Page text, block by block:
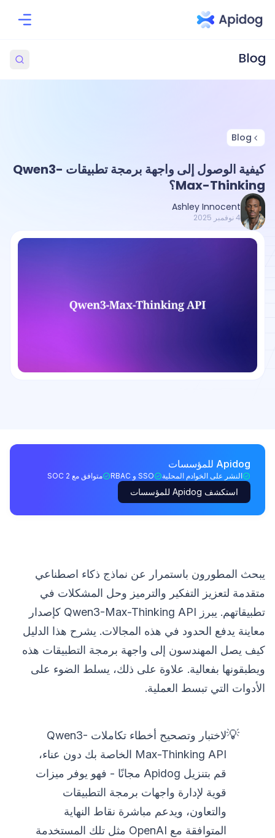
Blog
كيفية الوصول إلى واجهة برمجة تطبيقات Qwen3-
Max-Thinking؟
Ashley Innocent
4 نوفمبر 2025
Apidog للمؤسسات
النشر على الخوادم المحلية SSO و RBAC متوافق مع SOC 2
استكشف Apidog للمؤسسات
يبحث المطورون باستمرار عن نماذج ذكاء اصطناعي
متقدمة لتعزيز التفكير والترميز وحل المشكلات في
تطبيقاتهم. يبرز Qwen3-Max-Thinking API كإصدار
معاينة يدفع الحدود في هذه المجالات. يشرح هذا الدليل
كيف يصل المهندسون إلى واجهة برمجة التطبيقات هذه
ويطبقونها بفعالية. علاوة على ذلك، يسلط الضوء على
الأدوات التي تبسط العملية.
💡
لاختبار وتصحيح أخطاء تكاملات Qwen3-
Max-Thinking API الخاصة بك دون عناء،
قم بتنزيل Apidog مجانًا - فهو يوفر ميزات
قوية لإدارة واجهات برمجة التطبيقات
والتعاون، ويدعم مباشرة نقاط النهاية
المتوافقة مع OpenAI مثل تلك المستخدمة